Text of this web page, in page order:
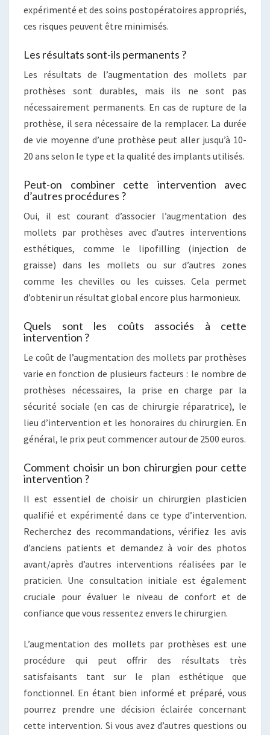
expérimenté et des soins postopératoires appropriés,
ces risques peuvent être minimisés.
Les résultats sont-ils permanents ?
Les résultats de l’augmentation des mollets par
prothèses sont durables, mais ils ne sont pas
nécessairement permanents. En cas de rupture de la
prothèse, il sera nécessaire de la remplacer. La durée
de vie moyenne d’une prothèse peut aller jusqu’à 10-
20 ans selon le type et la qualité des implants utilisés.
Peut-on combiner cette intervention avec
d’autres procédures ?
Oui, il est courant d’associer l’augmentation des
mollets par prothèses avec d’autres interventions
esthétiques, comme le lipofilling (injection de
graisse) dans les mollets ou sur d’autres zones
comme les chevilles ou les cuisses. Cela permet
d’obtenir un résultat global encore plus harmonieux.
Quels sont les coûts associés à cette
intervention ?
Le coût de l’augmentation des mollets par prothèses
varie en fonction de plusieurs facteurs : le nombre de
prothèses nécessaires, la prise en charge par la
sécurité sociale (en cas de chirurgie réparatrice), le
lieu d’intervention et les honoraires du chirurgien. En
général, le prix peut commencer autour de 2500 euros.
Comment choisir un bon chirurgien pour cette
intervention ?
Il est essentiel de choisir un chirurgien plasticien
qualifié et expérimenté dans ce type d’intervention.
Recherchez des recommandations, vérifiez les avis
d’anciens patients et demandez à voir des photos
avant/après d’autres interventions réalisées par le
praticien. Une consultation initiale est également
cruciale pour évaluer le niveau de confort et de
confiance que vous ressentez envers le chirurgien.
L’augmentation des mollets par prothèses est une
procédure qui peut offrir des résultats très
satisfaisants tant sur le plan esthétique que
fonctionnel. En étant bien informé et préparé, vous
pourrez prendre une décision éclairée concernant
cette intervention. Si vous avez d’autres questions ou